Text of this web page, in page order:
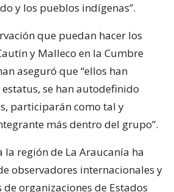
y los pueblos indígenas”.
que puedan hacer los
y Malleco en la Cumbre
aseguró que “ellos han
se han autodefinido
participarán como tal y
más dentro del grupo”.
la región de La Araucanía ha
observadores internacionales y
organizaciones de Estados